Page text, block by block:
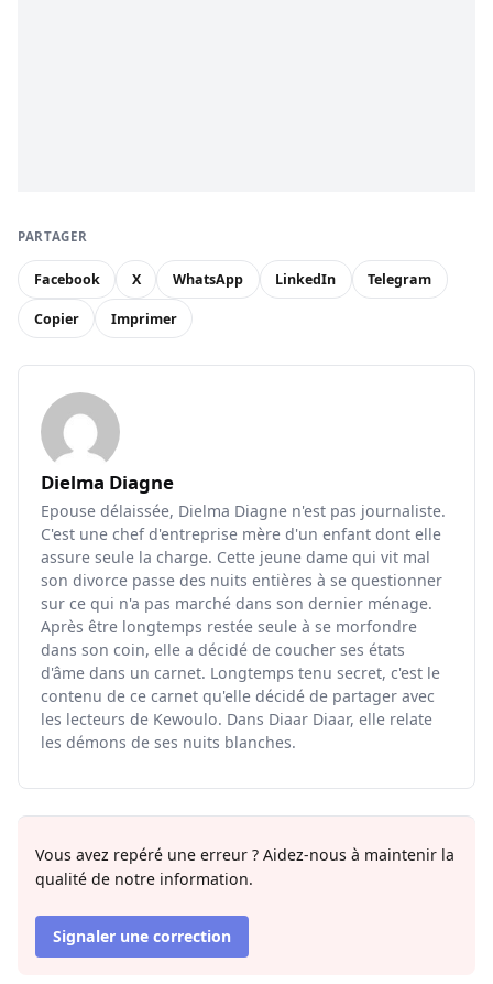
PARTAGER
Facebook X WhatsApp LinkedIn Telegram
Copier Imprimer
Dielma Diagne
Epouse délaissée, Dielma Diagne n'est pas journaliste.
C'est une chef d'entreprise mère d'un enfant dont elle
assure seule la charge. Cette jeune dame qui vit mal
son divorce passe des nuits entières à se questionner
sur ce qui n'a pas marché dans son dernier ménage.
Après être longtemps restée seule à se morfondre
dans son coin, elle a décidé de coucher ses états
d'âme dans un carnet. Longtemps tenu secret, c'est le
contenu de ce carnet qu'elle décidé de partager avec
les lecteurs de Kewoulo. Dans Diaar Diaar, elle relate
les démons de ses nuits blanches.
Vous avez repéré une erreur ? Aidez-nous à maintenir la
qualité de notre information.
Signaler une correction